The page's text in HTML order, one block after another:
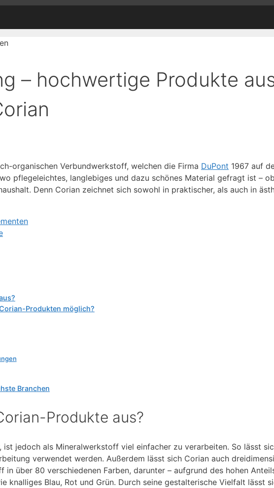
– hochwertige Produkte
organischen Verbundwerkstoff, welchen die Firma DuPont 1967 auf
pflegeleichtes, langlebiges und dazu schönes Material gefragt ist –
Denn Corian zeichnet sich sowohl in praktischer, als auch in
Produkten möglich?
Branchen
Produkte aus?
jedoch als Mineralwerkstoff viel einfacher zu verarbeiten. So lässt
verwendet werden. Außerdem lässt sich Corian auch
über 80 verschiedenen Farben, darunter – aufgrund des hohen
knalliges Blau, Rot und Grün. Durch seine gestalterische Vielfalt lässt